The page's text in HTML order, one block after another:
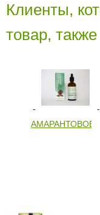
Клиенты,
товар,
АМАРАНТОВОЕ...